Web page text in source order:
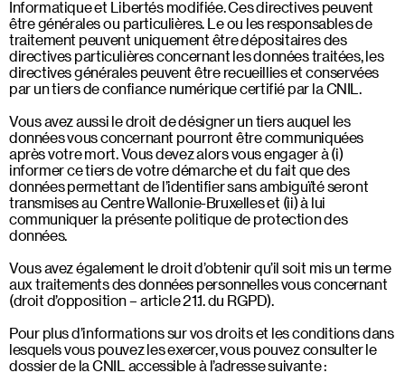
Informatique et Libertés modifiée. Ces directives peuvent
être générales ou particulières. Le ou les responsables de
traitement peuvent uniquement être dépositaires des
directives particulières concernant les données traitées, les
directives générales peuvent être recueillies et conservées
par un tiers de confiance numérique certifié par la CNIL.
Vous avez aussi le droit de désigner un tiers auquel les
données vous concernant pourront être communiquées
après votre mort. Vous devez alors vous engager à (i)
informer ce tiers de votre démarche et du fait que des
données permettant de l’identifier sans ambiguïté seront
transmises au Centre Wallonie-Bruxelles et (ii) à lui
communiquer la présente politique de protection des
données.
Vous avez également le droit d’obtenir qu’il soit mis un terme
aux traitements des données personnelles vous concernant
(droit d’opposition – article 21.1. du RGPD).
Pour plus d’informations sur vos droits et les conditions dans
lesquels vous pouvez les exercer, vous pouvez consulter le
dossier de la CNIL accessible à l’adresse suivante :